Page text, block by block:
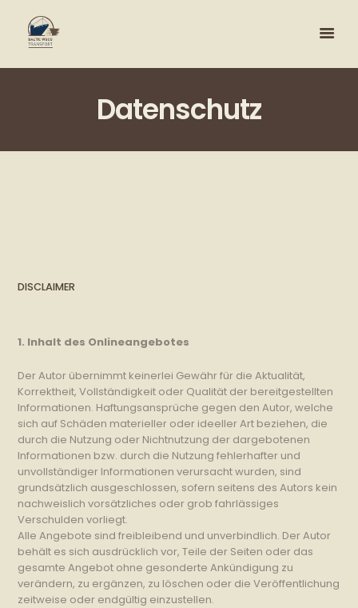
Datenschutz
DISCLAIMER
1. Inhalt des Onlineangebotes
Der Autor übernimmt keinerlei Gewähr für die Aktualität,
Korrektheit, Vollständigkeit oder Qualität der bereitgestellten
Informationen. Haftungsansprüche gegen den Autor, welche
sich auf Schäden materieller oder ideeller Art beziehen, die
durch die Nutzung oder Nichtnutzung der dargebotenen
Informationen bzw. durch die Nutzung fehlerhafter und
unvollständiger Informationen verursacht wurden, sind
grundsätzlich ausgeschlossen, sofern seitens des Autors kein
nachweislich vorsätzliches oder grob fahrlässiges
Verschulden vorliegt.
Alle Angebote sind freibleibend und unverbindlich. Der Autor
behält es sich ausdrücklich vor, Teile der Seiten oder das
gesamte Angebot ohne gesonderte Ankündigung zu
verändern, zu ergänzen, zu löschen oder die Veröffentlichung
zeitweise oder endgültig einzustellen.